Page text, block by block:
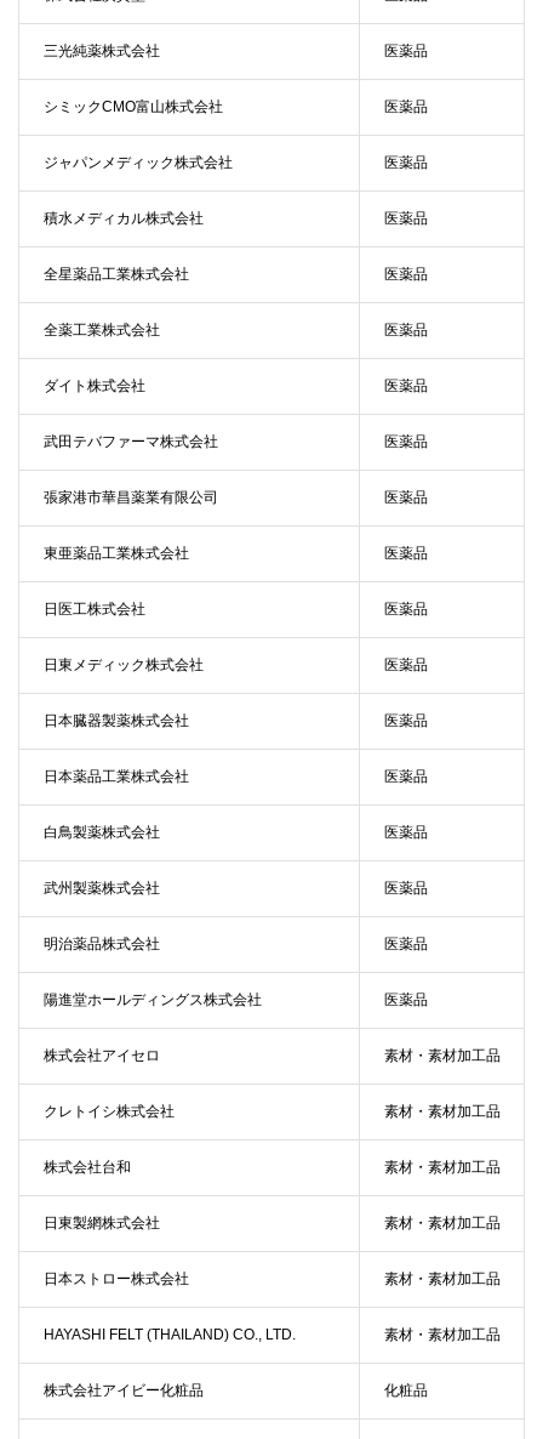
三光純薬株式会社 医薬品
シミックCMO富山株式会社 医薬品
ジャパンメディック株式会社 医薬品
積水メディカル株式会社 医薬品
全星薬品工業株式会社 医薬品
全薬工業株式会社 医薬品
ダイト株式会社 医薬品
武田テバファーマ株式会社 医薬品
張家港市華昌薬業有限公司 医薬品
東亜薬品工業株式会社 医薬品
日医工株式会社 医薬品
日東メディック株式会社 医薬品
日本臓器製薬株式会社 医薬品
日本薬品工業株式会社 医薬品
白鳥製薬株式会社 医薬品
武州製薬株式会社 医薬品
明治薬品株式会社 医薬品
陽進堂ホールディングス株式会社 医薬品
株式会社アイセロ 素材・素材加工品
クレトイシ株式会社 素材・素材加工品
株式会社台和 素材・素材加工品
日東製網株式会社 素材・素材加工品
日本ストロー株式会社 素材・素材加工品
HAYASHI FELT (THAILAND) CO., LTD. 素材・素材加工品
株式会社アイビー化粧品 化粧品